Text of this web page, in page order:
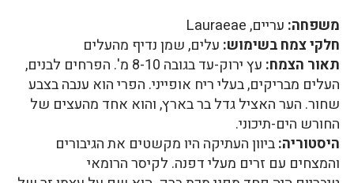
משפחה: עריים, Lauraeae
חלקי צמח בשימוש: עלים, שמן נדיף מהעלים
תאור הצמח:
עץ ירוק-עד בגובה 8-10 מ'. הפרחים לבנים,
העלים מבריקים, בעלי ריח אופייני. הפרי הוא ענבה בצבע
שחור. הער האציל גדל בר בארץ, והוא אחד מהעצים של
החורש הים-תיכוני.
היסטוריה:ביוון העתיקה היו מקשטים את הגיבורים
והמצחים עם זרים מעלי דפנה. לקיסר הרומאי